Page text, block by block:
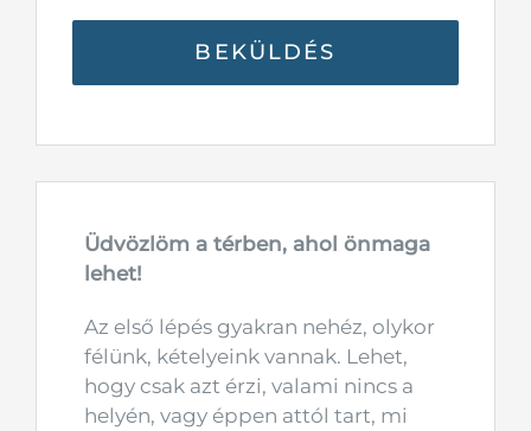
Üdvözlöm a térben, ahol önmaga
lehet!
Az első lépés gyakran nehéz, olykor
félünk, kételyeink vannak. Lehet,
hogy csak azt érzi, valami nincs a
helyén, vagy éppen attól tart, mi